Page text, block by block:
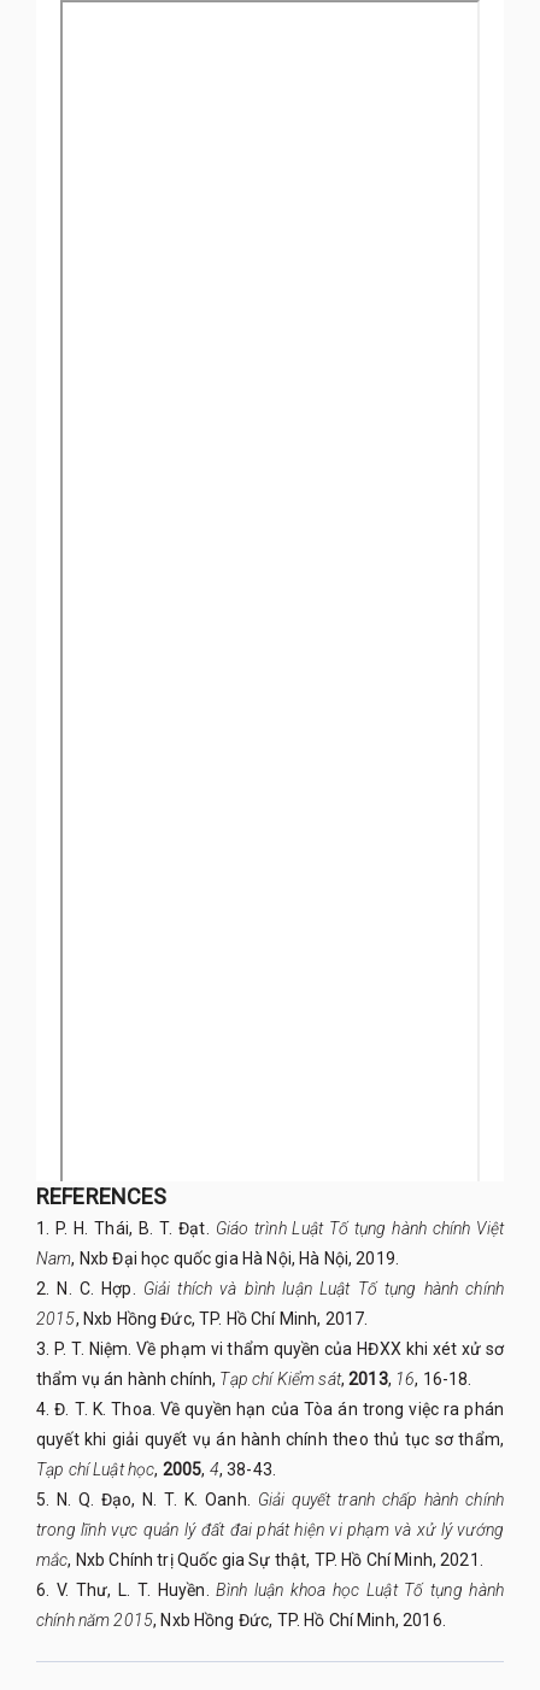
REFERENCES
1. P. H. Thái, B. T. Đạt. Giáo trình Luật Tố tụng hành chính Việt
Nam, Nxb Đại học quốc gia Hà Nội, Hà Nội, 2019.
2. N. C. Hợp. Giải thích và bình luận Luật Tố tụng hành chính
2015, Nxb Hồng Đức, TP. Hồ Chí Minh, 2017.
3. P. T. Niệm. Về phạm vi thẩm quyền của HĐXX khi xét xử sơ
thẩm vụ án hành chính, Tạp chí Kiểm sát,2013, 16, 16-18.
4. Đ. T. K. Thoa. Về quyền hạn của Tòa án trong việc ra phán
quyết khi giải quyết vụ án hành chính theo thủ tục sơ thẩm,
Tạp chí Luật học, 2005, 4, 38-43.
5. N. Q. Đạo, N. T. K. Oanh. Giải quyết tranh chấp hành chính
trong lĩnh vực quản lý đất đai phát hiện vi phạm và xử lý vướng
mắc, Nxb Chính trị Quốc gia Sự thật, TP. Hồ Chí Minh, 2021.
6. V. Thư, L. T. Huyền.Bình luận khoa học Luật Tố tụng hành
chính năm 2015, Nxb Hồng Đức, TP. Hồ Chí Minh, 2016.